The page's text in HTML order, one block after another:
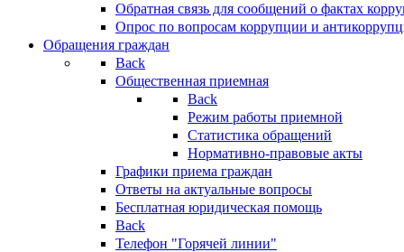
Обратная связь для сообщений о фактах
Опрос по вопросам коррупции и
Обращения граждан
Back
Общественная приемная
Back
Режим работы приемной
Статистика обращений
Нормативно-правовые акты
Графики приема граждан
Ответы на актуальные вопросы
Бесплатная юридическая помощь
Back
Телефон "Горячей линии"